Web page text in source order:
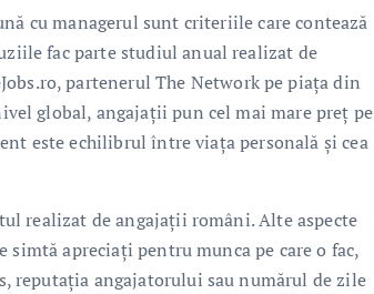
cu managerul sunt criteriile care contează
fac parte studiul anual realizat de
partenerul The Network pe piața din
global, angajații pun cel mai mare preț pe
este echilibrul între viața personală și cea
realizat de angajații români. Alte aspecte
simtă apreciați pentru munca pe care o fac,
reputația angajatorului sau numărul de zile